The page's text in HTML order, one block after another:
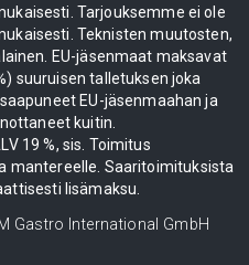
Tarjouksemme ei ole
Teknisten muutosten,
EU-jäsenmaat maksavat
suuruisen talletuksen joka
EU-jäsenmaahan ja
kuitin.
19 %, sis. Toimitus
mantereelle. Saaritoimituksista
lisämaksu.
Gastro International GmbH